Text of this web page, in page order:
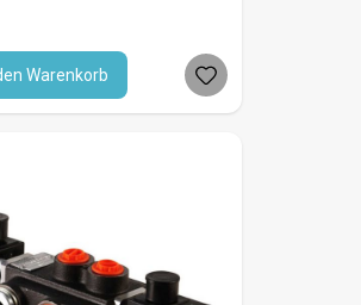
Warenkorb